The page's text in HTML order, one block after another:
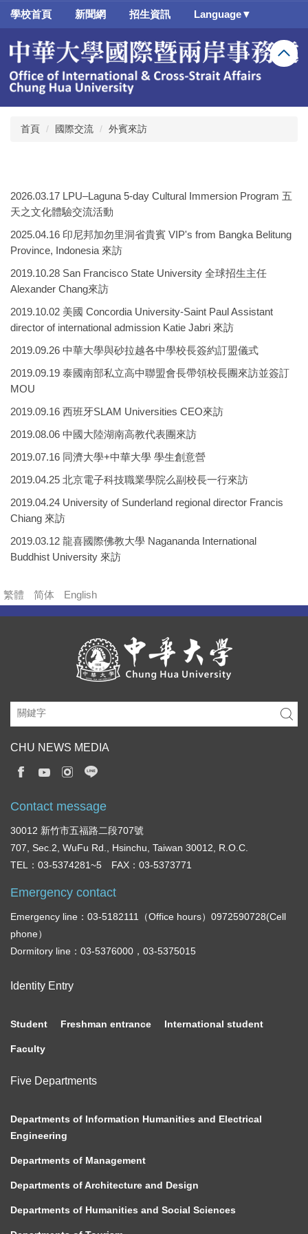
跳
要
容
學校首頁 新聞網 招生資訊 Language▼
首頁 國際交流 外賓來訪
2026.03.17 LPU–Laguna 5-day Cultural Immersion Program 五
天之文化體驗交流活動
2025.04.16 印尼邦加勿里洞省貴賓 VIP's from Bangka Belitung
Province, Indonesia 來訪
2019.10.28 San Francisco State University 全球招生主任
Alexander Chang來訪
2019.10.02 美國 Concordia University-Saint Paul Assistant
director of international admission Katie Jabri 來訪
2019.09.26 中華大學與砂拉越各中學校長簽約訂盟儀式
2019.09.19 泰國南部私立高中聯盟會長帶領校長團來訪並簽訂
MOU
2019.09.16 西班牙SLAM Universities CEO來訪
2019.08.06 中國大陸湖南高教代表團來訪
2019.07.16 同濟大學+中華大學 學生創意營
2019.04.25 北京電子科技職業學院么副校長一行來訪
2019.04.24 University of Sunderland regional director Francis
Chiang 來訪
2019.03.12 龍喜國際佛教大學 Nagananda International
Buddhist University 來訪
繁體 简体 English
CHU NEWS MEDIA
Contact message
30012 新竹市五福路二段707號
707, Sec.2, WuFu Rd., Hsinchu, Taiwan 30012, R.O.C.
TEL：03-5374281~5 FAX：03-5373771
Emergency contact
Emergency line：03-5182111（Office hours）0972590728(Cell
phone）
Dormitory line：03-5376000，03-5375015
Identity Entry
Student Freshman entrance International student
Faculty
Five Departments
Departments of Information Humanities and Electrical
Engineering
Departments of Management
Departments of Architecture and Design
Departments of Humanities and Social Sciences